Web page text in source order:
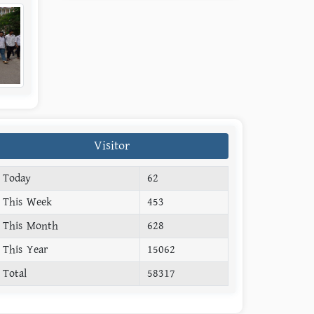
Visitor
Today
62
This Week
453
This Month
628
This Year
15062
Total
58317